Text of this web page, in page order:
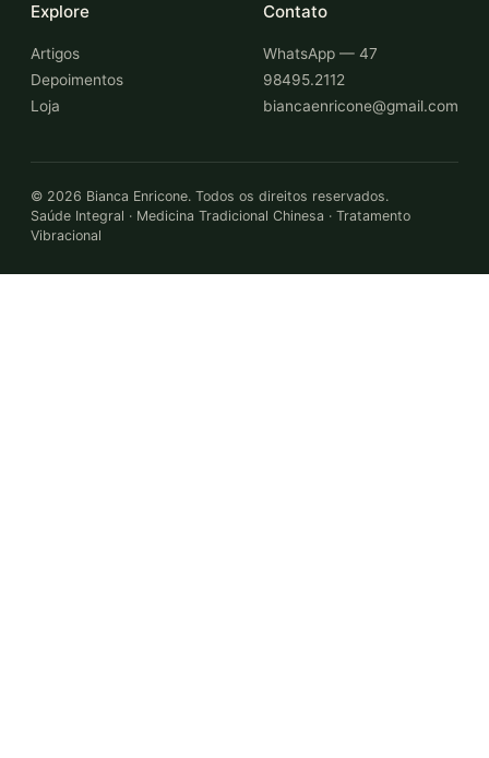
Explore
Artigos
Depoimentos
Loja
Contato
WhatsApp — 47
98495.2112
biancaenricone@gmail.com
© 2026 Bianca Enricone. Todos os direitos reservados.
Saúde Integral · Medicina Tradicional Chinesa · Tratamento
Vibracional